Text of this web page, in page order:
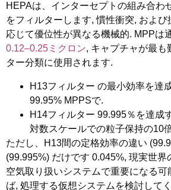
HEPAは、インターセプトの組み合わ
をフィルターします, 慣性衝突, および
応じて優位性が異なる機械的. MPPは
0.12–0.25ミクロン, キャプチャが最も
ター分類に使用されます.
H13フィルター の最小効率を達
99.95% MPPSで.
H14フィルター 99.995％を達成
対数スケールでの粒子保持の10
ただし、H13間の定格効率の違い
(99.995%) だけです 0.045%, 現実世界
空気取り扱いシステムで重要になる可
ば, 処理する仮想システムを検討して